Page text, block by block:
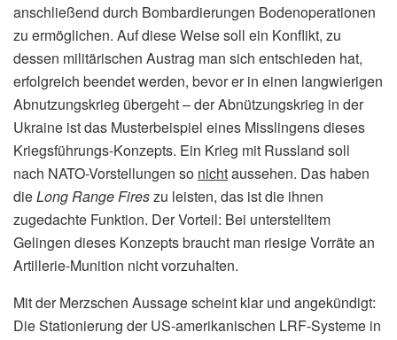
anschließend durch Bombardierungen Bodenoperationen
zu ermöglichen. Auf diese Weise soll ein Konflikt, zu
dessen militärischen Austrag man sich entschieden hat,
erfolgreich beendet werden, bevor er in einen langwierigen
Abnutzungskrieg übergeht – der Abnützungskrieg in der
Ukraine ist das Musterbeispiel eines Misslingens dieses
Kriegsführungs-Konzepts. Ein Krieg mit Russland soll
nach NATO-Vorstellungen so nichtaussehen. Das haben
dieLong Range Fireszu leisten, das ist die ihnen
zugedachte Funktion. Der Vorteil: Bei unterstelltem
Gelingen dieses Konzepts braucht man riesige Vorräte an
Artillerie-Munition nicht vorzuhalten.
Mit der Merzschen Aussage scheint klar und angekündigt:
Die Stationierung der US-amerikanischen LRF-Systeme in